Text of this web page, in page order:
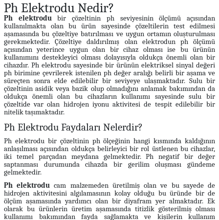
Ph Elektrodu Nedir?
Ph elektrodubir çözeltinin ph seviyesinin ölçümü açısından
kullanılmakta olan bu ürün sayesinde çözeltilerin test edilmesi
aşamasında bu çözeltiye batırılması ve uygun ortamın oluşturulması
gerekmektedir. Çözeltiye daldırılmış olan elektrodun ph ölçümü
açısından yeterince uygun olan bir cihaz olması ise bu ürünün
kullanımını destekleyici olması dolayısıyla oldukça önemli olan bir
cihazdır. Ph elektrodu sayesinde bir ürünün elektriksel sinyal değeri
ph birimine çevrilerek istenilen ph değer aralığı belirli bir aşama ve
süreçten sonra elde edilebilir bir seviyeye ulaşmaktadır. Sulu bir
çözeltinin asidik veya bazik olup olmadığını anlamak bakımından da
oldukça önemli olan bu cihazların kullanımı sayesinde sulu bir
çözeltide var olan hidrojen iyonu aktivitesi de tespit edilebilir bir
nitelik taşımaktadır.
Ph Elektrodu Faydaları Nelerdir?
Ph elektrodu bir çözeltinin ph ölçeğinin hangi kısmında kaldığının
anlaşılması açısından oldukça belirleyici bir rol üstlenen bu cihazlar,
iki temel parçadan meydana gelmektedir. Ph negatif bir değer
saptanması durumunda cihazda bir gerilim oluşması gündeme
gelmektedir.
Ph elektrodu cam malzemeden üretilmiş olan ve bu sayede de
hidrojen aktivitesini algılamasının kolay olduğu bu üründe bir de
ölçüm aşamasında yardımcı olan bir diyafram yer almaktadır. Ek
olarak bu ürünlerin üretim aşamasında titizlik gösterilmiş olması
kullanımı bakımından fayda sağlamakta ve kişilerin kullanım